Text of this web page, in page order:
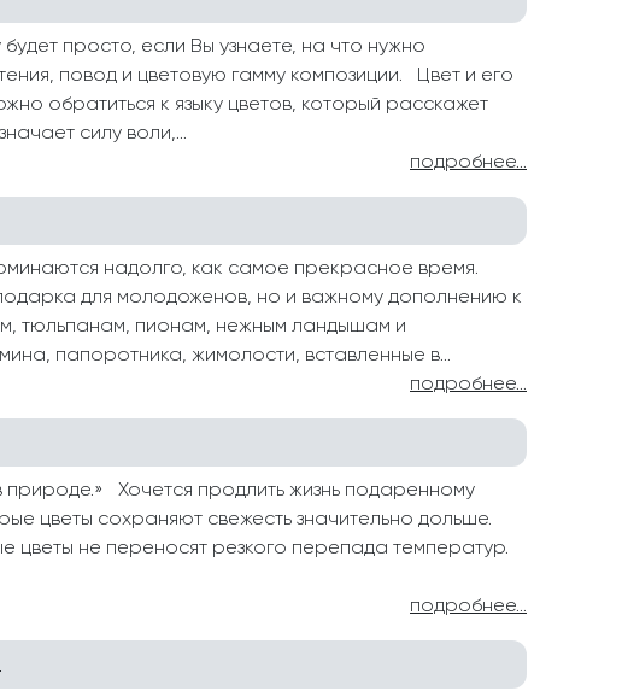
просто, если Вы узнаете, на что нужно
повод и цветовую гамму композиции. Цвет и его
обратиться к языку цветов, который расскажет
силу воли,...
подробнее...
надолго, как самое прекрасное время.
для молодоженов, но и важному дополнению к
тюльпанам, пионам, нежным ландышам и
папоротника, жимолости, вставленные в...
подробнее...
природе.» Хочется продлить жизнь подаренному
цветы сохраняют свежесть значительно дольше.
не переносят резкого перепада температур.
подробнее...